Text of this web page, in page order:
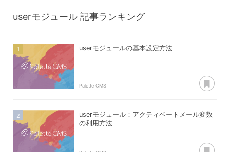
userモジュール 記事ランキング
userモジュールの基本設定方法
Palette CMS
userモジュール：アクティベートメール変数
の利用方法